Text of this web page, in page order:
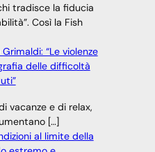
tradisce la fiducia
Così la Fish
“Le violenze
delle difficoltà
vacanze e di relax,
[…]
al limite della